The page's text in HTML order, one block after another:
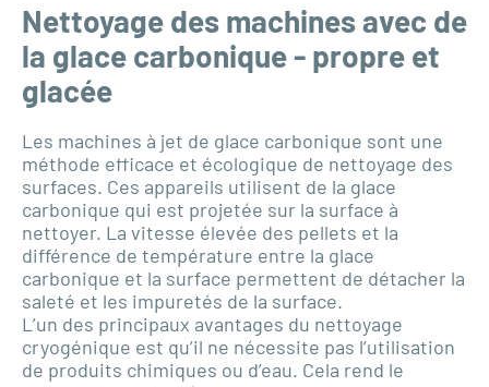
Nettoyage des machines avec de
la glace carbonique - propre et
glacée
Les machines à jet de glace carbonique sont une
méthode efficace et écologique de nettoyage des
surfaces. Ces appareils utilisent de la glace
carbonique qui est projetée sur la surface à
nettoyer. La vitesse élevée des pellets et la
différence de température entre la glace
carbonique et la surface permettent de détacher la
saleté et les impuretés de la surface.
L’un des principaux avantages du nettoyage
cryogénique est qu’il ne nécessite pas l’utilisation
de produits chimiques ou d’eau. Cela rend le